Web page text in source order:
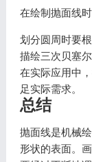
在绘制抛面线
划分圆周时要
描绘三次贝塞
在实际应用中
足实际需求。
总结
抛面线是机械
形状的表面。